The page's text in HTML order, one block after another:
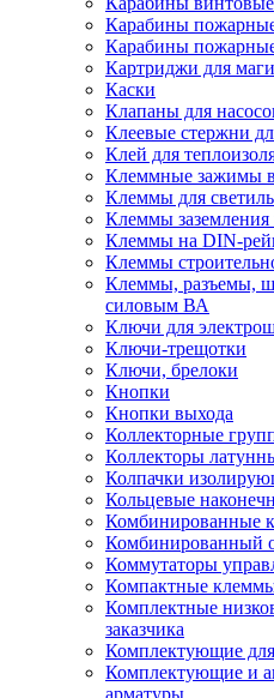
Карабины
Карабины
Картриджи для
Каски
Клапаны для
Клеевые стержни
Клей для
Клеммные зажимы
Клеммы для
Клеммы
Клеммы на DIN-
Клеммы
Клеммы, разъемы,
силовым ВА
Ключи для
Ключи-трещотки
Ключи, брелоки
Кнопки
Кнопки выхода
Коллекторные
Коллекторы
Колпачки
Кольцевые
Комбинированные
Комбинированный
Коммутаторы
Компактные
Комплектные
заказчика
Комплектующие
Комплектующие и
арматуры